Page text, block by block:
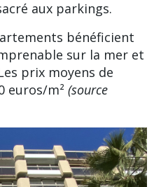
aux parkings.
bénéficient
sur la mer et
prix moyens de
euros/m² (source